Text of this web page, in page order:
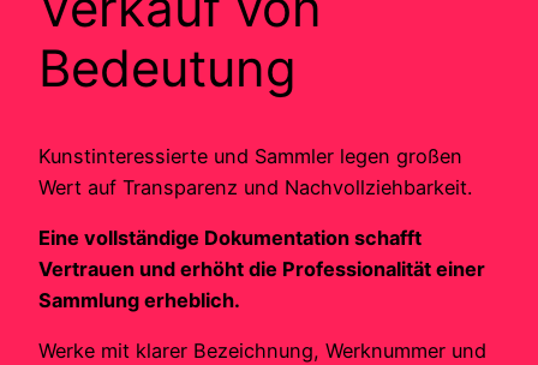
Bedeutung
Kunstinteressierte und Sammler legen großen
Wert auf Transparenz und Nachvollziehbarkeit.
Eine vollständige Dokumentation schafft
Vertrauen und erhöht die Professionalität einer
Sammlung erheblich.
Werke mit klarer Bezeichnung, Werknummer und